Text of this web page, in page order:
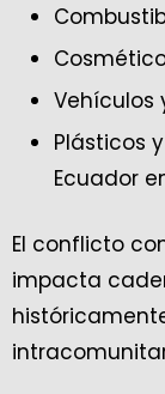
Vehículos
Plásticos
Ecuador
El conflicto
impacta